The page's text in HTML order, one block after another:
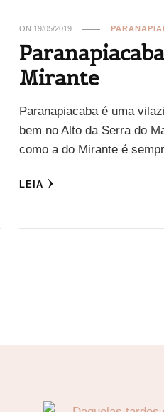
ON 19/05/2019
Mirante
Paranapiacaba é uma
bem no Alto da Serra do
como a do Mirante é
LEIA